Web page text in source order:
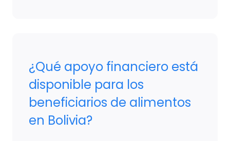
¿Qué apoyo financiero está
disponible para los
beneficiarios de alimentos
en Bolivia?